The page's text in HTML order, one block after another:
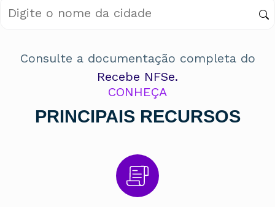
Consulte a documentação completa do
Recebe NFSe.
CONHEÇA
PRINCIPAIS RECURSOS